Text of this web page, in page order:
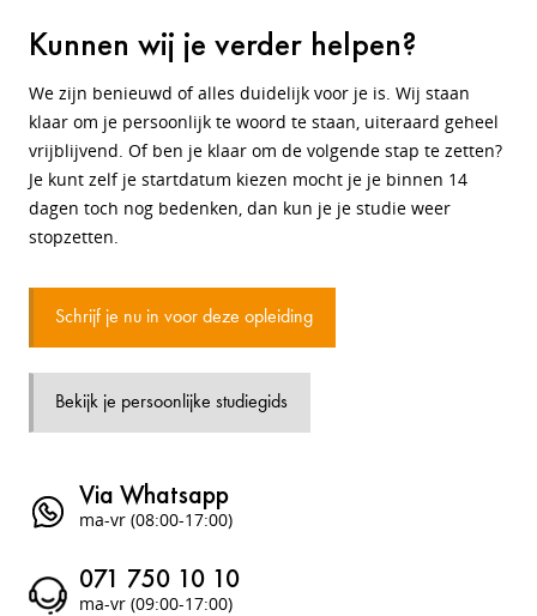
Kunnen wij je verder helpen?
We zijn benieuwd of alles duidelijk voor je is. Wij staan
klaar om je persoonlijk te woord te staan, uiteraard geheel
vrijblijvend. Of ben je klaar om de volgende stap te zetten?
Je kunt zelf je startdatum kiezen mocht je je binnen 14
dagen toch nog bedenken, dan kun je je studie weer
stopzetten.
Schrijf je nu in voor deze opleiding
Bekijk je persoonlijke studiegids
Via Whatsapp
ma-vr (08:00-17:00)
071 750 10 10
ma-vr (09:00-17:00)